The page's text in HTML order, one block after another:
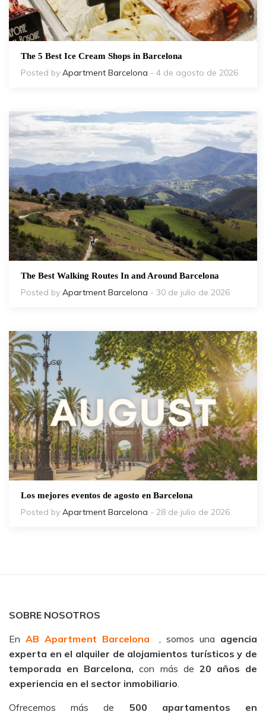
The 5 Best Ice Cream Shops in Barcelona
Posted by Apartment Barcelona - 4 de agosto de 2026
The Best Walking Routes In and Around Barcelona
Posted by Apartment Barcelona - 30 de julio de 2026
Los mejores eventos de agosto en Barcelona
Posted by Apartment Barcelona - 28 de julio de 2026
SOBRE NOSOTROS
En AB Apartment Barcelona , somos una agencia
experta en el alquiler de alojamientos turísticos y de
temporada en Barcelona, con más de 20 años de
experiencia en el sector inmobiliario
Ofrecemos más de 500 apartamentos en